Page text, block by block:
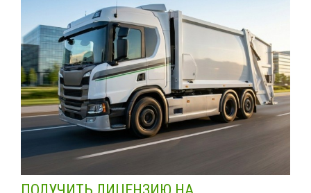
ПОЛУЧИТЬ ЛИЦЕНЗИЮ НА